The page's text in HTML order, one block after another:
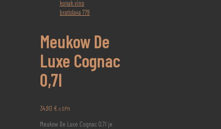
Meukow De
Luxe Cognac
0,7l
34,90 € s DPH
Meukow De Luxe Cognac 0,7l je